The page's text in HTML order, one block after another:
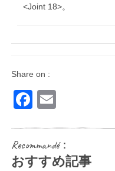
<Joint 18>。
Share on :
Facebook
Recommandé：
おすすめ記事